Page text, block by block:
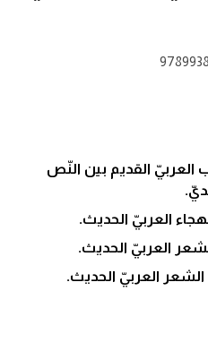
العربيّ القديم بين النّص
العربيّ الحديث.
العربيّ الحديث.
العربيّ الحديث.